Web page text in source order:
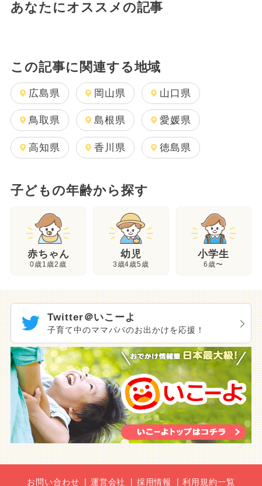
あなたにオススメの記事
この記事に関連する地域
広島県 岡山県 山口県
鳥取県 島根県 愛媛県
高知県 香川県 徳島県
子どもの年齢から探す
赤ちゃん
0歳1歳2歳
幼児
3歳4歳5歳
小学生
6歳〜
Twitter＠いこーよ
子育て中のママパパのお出かけを応援！
お問い合わせ 運営会社 採用情報 利用規約一覧